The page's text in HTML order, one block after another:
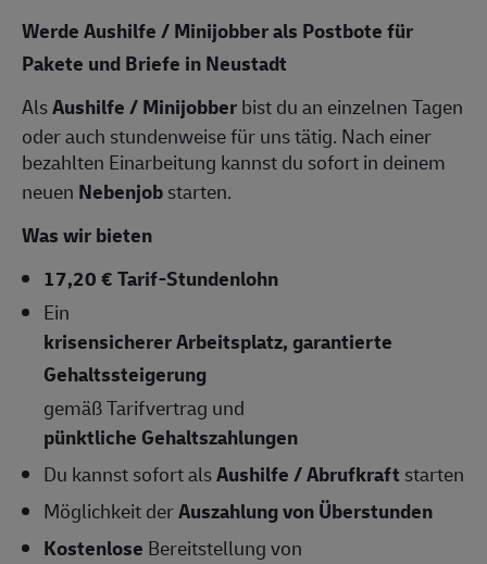
Werde Aushilfe / Minijobber als Postbote für
Pakete und Briefe in Neustadt
AlsAushilfe / Minijobberbist du an einzelnen Tagen
oder auch stundenweise für uns tätig. Nach einer
bezahlten Einarbeitung kannst du sofort in deinem
neuen Nebenjobstarten.
Was wir bieten
17,20 € Tarif-Stundenlohn
Ein
krisensicherer Arbeitsplatz, garantierte
Gehaltssteigerung
gemäß Tarifvertrag und
pünktliche Gehaltszahlungen
Du kannst sofort alsAushilfe / Abrufkraft starten
Möglichkeit derAuszahlung von Überstunden
Kostenlose Bereitstellung von